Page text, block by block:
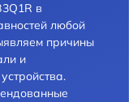
в
любой
причины
и